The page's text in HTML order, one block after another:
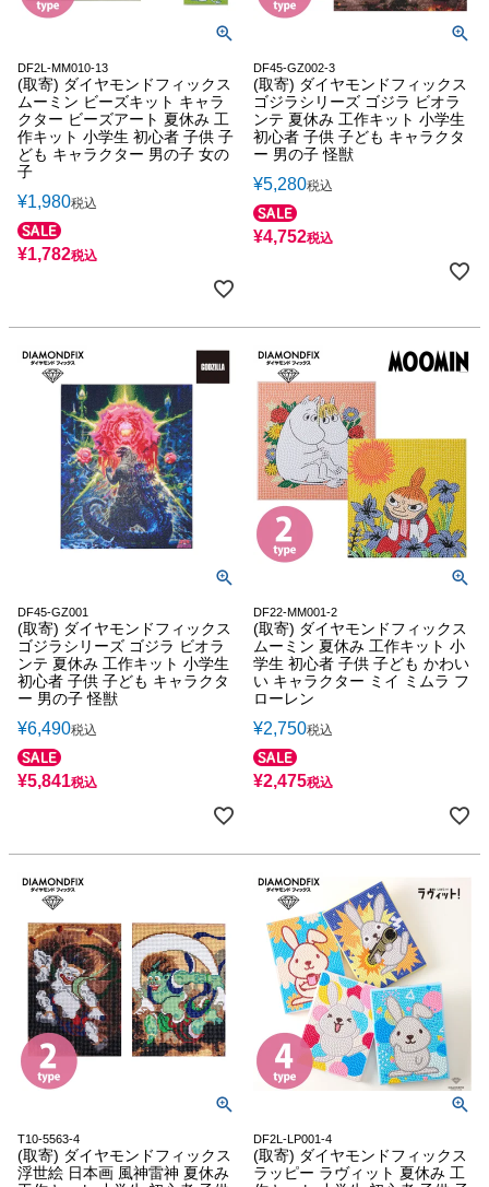
DF2L-MM010-13
(取寄) ダイヤモンドフィックス
ムーミン ビーズキット キャラ
クター ビーズアート 夏休み 工
作キット 小学生 初心者 子供 子
ども キャラクター 男の子 女の
子
¥1,980税込
¥1,782税込
DF45-GZ002-3
(取寄) ダイヤモンドフィックス
ゴジラシリーズ ゴジラ ビオラ
ンテ 夏休み 工作キット 小学生
初心者 子供 子ども キャラクタ
ー 男の子 怪獣
¥5,280税込
¥4,752税込
DF45-GZ001
(取寄) ダイヤモンドフィックス
ゴジラシリーズ ゴジラ ビオラ
ンテ 夏休み 工作キット 小学生
初心者 子供 子ども キャラクタ
ー 男の子 怪獣
¥6,490税込
¥5,841税込
DF22-MM001-2
(取寄) ダイヤモンドフィックス
ムーミン 夏休み 工作キット 小
学生 初心者 子供 子ども かわい
い キャラクター ミイ ミムラ フ
ローレン
¥2,750税込
¥2,475税込
T10-5563-4
(取寄) ダイヤモンドフィックス
浮世絵 日本画 風神雷神 夏休み
DF2L-LP001-4
(取寄) ダイヤモンドフィックス
ラッピー ラヴィット 夏休み 工